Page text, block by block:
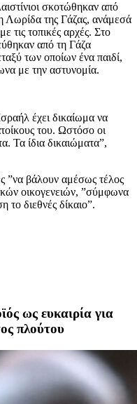
σκοτώθηκαν από
Λωρίδα της Γάζας, ανάμεσά
τις τοπικές αρχές. Στο
από τη Γάζα
των οποίων ένα παιδί,
με την αστυνομία.
έχει δικαίωμα να
του. Ωστόσο οι
Τα ίδια δικαιώματα”,
”να βάλουν αμέσως τέλος
οικογενειών, ”σύμφωνα
το διεθνές δίκαιο”.
ως ευκαιρία για
πλούτου